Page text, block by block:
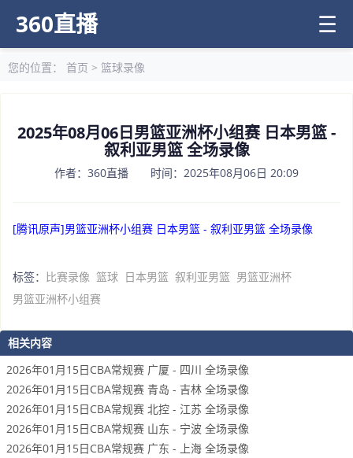
360直播 ☰
您的位置： 首页 > 篮球录像
2025年08月06日男篮亚洲杯小组赛 日本男篮 -
叙利亚男篮 全场录像
作者：360直播 时间：2025年08月06日 20:09
[腾讯原声]男篮亚洲杯小组赛 日本男篮 - 叙利亚男篮 全场录像
标签： 比赛录像 篮球 日本男篮 叙利亚男篮 男篮亚洲杯
男篮亚洲杯小组赛
相关内容
2026年01月15日CBA常规赛 广厦 - 四川 全场录像
2026年01月15日CBA常规赛 青岛 - 吉林 全场录像
2026年01月15日CBA常规赛 北控 - 江苏 全场录像
2026年01月15日CBA常规赛 山东 - 宁波 全场录像
2026年01月15日CBA常规赛 广东 - 上海 全场录像